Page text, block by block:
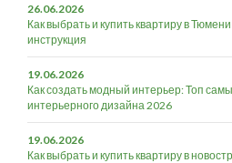
26.06.2026
Как выбрать и купить квартиру в
инструкция
19.06.2026
Как создать модный интерьер: Топ
интерьерного дизайна 2026
19.06.2026
Как выбрать и купить квартиру в